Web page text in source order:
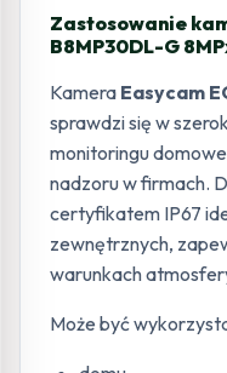
Zastosowanie
B8MP30DL-G
Kamera Easycam
sprawdzi się w
monitoringu
nadzoru w firmach.
certyfikatem IP67
zewnętrznych,
warunkach
Może być